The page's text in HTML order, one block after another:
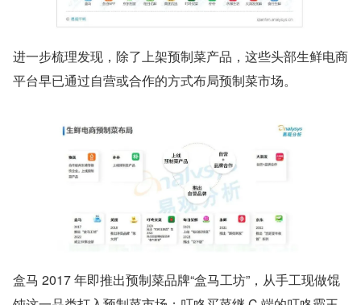
进一步梳理发现，除了上架预制菜产品，这些头部生鲜电商
平台早已通过自营或合作的方式布局预制菜市场。
盒马 2017 年即推出预制菜品牌“盒马工坊”，从手工现做馄